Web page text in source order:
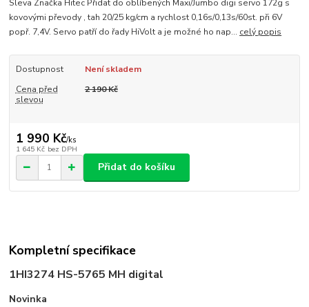
Sleva Značka Hitec Přidat do oblíbených Maxi/Jumbo digi servo 172g s
kovovými převody , tah 20/25 kg/cm a rychlost 0,16s/0,13s/60st. při 6V
popř. 7,4V. Servo patří do řady HiVolt a je možné ho nap... celý popis
Dostupnost
Není skladem
Cena před
slevou
2 190 Kč
1 990 Kč/ks
1 645 Kč bez DPH
Přidat do košíku
Kompletní specifikace
1HI3274 HS-5765 MH digital
Novinka